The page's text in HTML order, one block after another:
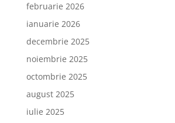
februarie 2026
ianuarie 2026
decembrie 2025
noiembrie 2025
octombrie 2025
august 2025
iulie 2025